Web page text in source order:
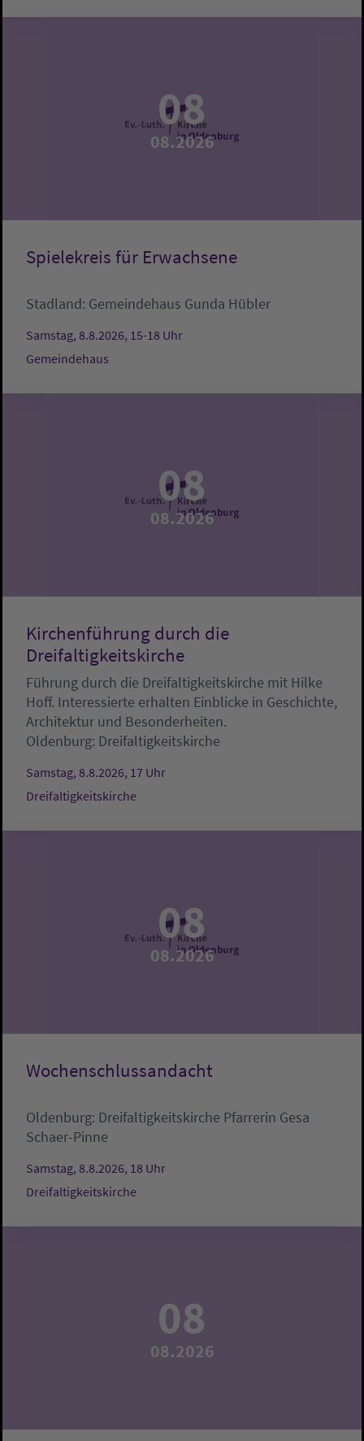
08
08.2026
Spielekreis für Erwachsene
Stadland: Gemeindehaus Gunda Hübler
Samstag, 8.8.2026, 15-18 Uhr
Gemeindehaus
08
08.2026
Kirchenführung durch die
Dreifaltigkeitskirche
Führung durch die Dreifaltigkeitskirche mit Hilke
Hoff. Interessierte erhalten Einblicke in Geschichte,
Architektur und Besonderheiten.
Oldenburg: Dreifaltigkeitskirche
Samstag, 8.8.2026, 17 Uhr
Dreifaltigkeitskirche
08
08.2026
Wochenschlussandacht
Oldenburg: Dreifaltigkeitskirche Pfarrerin Gesa
Schaer-Pinne
Samstag, 8.8.2026, 18 Uhr
Dreifaltigkeitskirche
08
08.2026